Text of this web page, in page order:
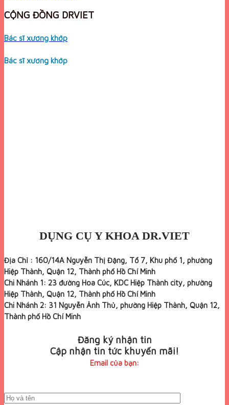
CỘNG ĐỒNG DRVIET
Bác sĩ xương khớp
Bác sĩ xương khớp
DỤNG CỤ Y KHOA DR.VIET
Địa Chỉ : 160/14A Nguyễn Thị Đặng, Tổ 7, Khu phố 1, phường
Hiệp Thành, Quận 12, Thành phố Hồ Chí Minh
Chi Nhánh 1: 23 đường Hoa Cúc, KDC Hiệp Thành city, phường
Hiệp Thành, Quận 12, Thành phố Hồ Chí Minh
Chi Nhánh 2: 31 Nguyễn Ảnh Thủ, phường Hiệp Thành, Quận 12,
Thành phố Hồ Chí Minh
Đăng ký nhận tin
Cập nhận tin tức khuyến mãi!
Email của bạn: